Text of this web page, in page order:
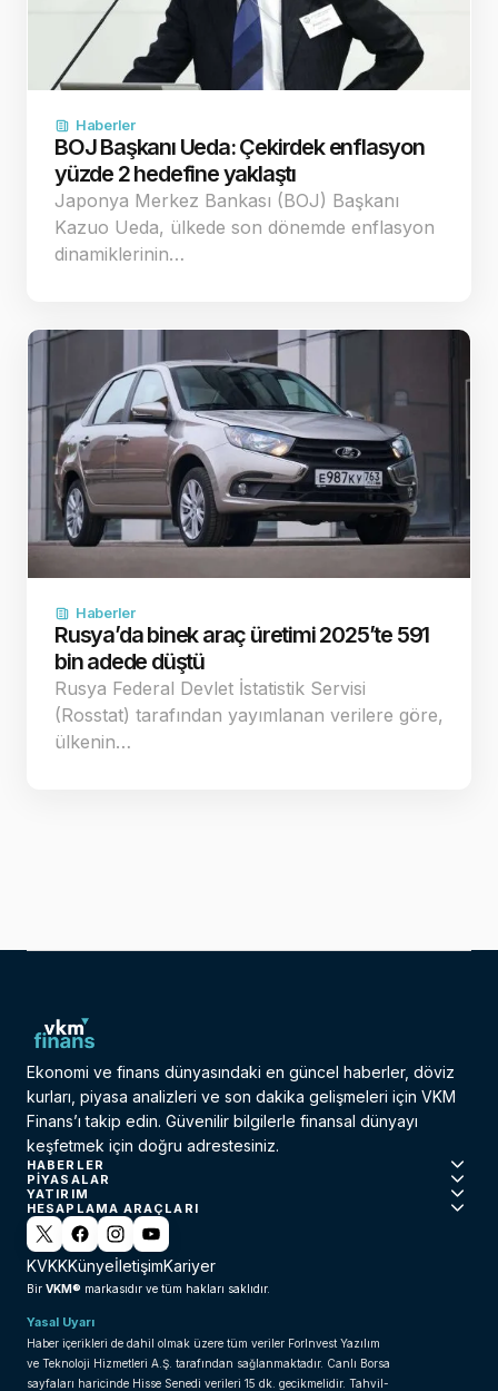
Haberler
BOJ Başkanı Ueda: Çekirdek enflasyon
yüzde 2 hedefine yaklaştı
Japonya Merkez Bankası (BOJ) Başkanı
Kazuo Ueda, ülkede son dönemde enflasyon
dinamiklerinin…
Haberler
Rusya’da binek araç üretimi 2025’te 591
bin adede düştü
Rusya Federal Devlet İstatistik Servisi
(Rosstat) tarafından yayımlanan verilere göre,
ülkenin…
Ekonomi ve finans dünyasındaki en güncel haberler, döviz
kurları, piyasa analizleri ve son dakika gelişmeleri için VKM
Finans’ı takip edin. Güvenilir bilgilerle finansal dünyayı
keşfetmek için doğru adrestesiniz.
HABERLER
PIYASALAR
YATIRIM
HESAPLAMA ARAÇLARI
KVKKKünyeİletişimKariyer
Bir VKM® markasıdır ve tüm hakları saklıdır.
Yasal Uyarı
Haber içerikleri de dahil olmak üzere tüm veriler ForInvest Yazılım
ve Teknoloji Hizmetleri A.Ş. tarafından sağlanmaktadır. Canlı Borsa
sayfaları haricinde Hisse Senedi verileri 15 dk. gecikmelidir. Tahvil-